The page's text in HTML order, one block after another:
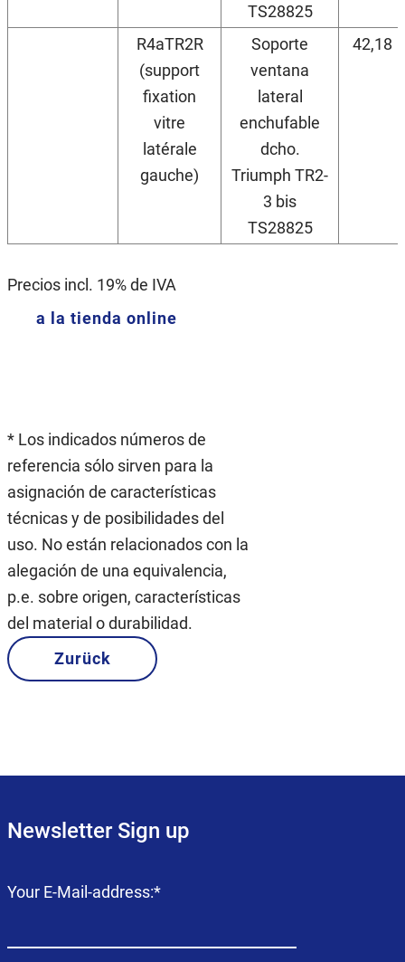
TS28825
R4aTR2R
(support
fixation
vitre
latérale
gauche)
Soporte
ventana
lateral
enchufable
dcho.
Triumph TR2-
3 bis
TS28825
42,18
Precios incl. 19% de IVA
a la tienda online
* Los indicados números de
referencia sólo sirven para la
asignación de características
técnicas y de posibilidades del
uso. No están relacionados con la
alegación de una equivalencia,
p.e. sobre origen, características
del material o durabilidad.
Zurück
Newsletter Sign up
Campo
Your E-Mail-address:*